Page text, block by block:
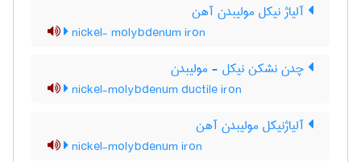
آلیاژ نیکل مولیبدن آهن
nickel- molybdenum iron
چدن نشکن نیکل - مولیبدن
nickel-molybdenum ductile iron
آلیاژنیکل مولیبدن آهن
nickel-molybdenum iron